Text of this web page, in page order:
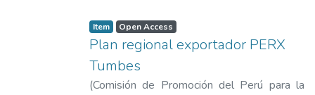
y Transporte de Mercaderías,Canales de
Comercialización, Tendencias del
Consumidor y Características del Mercado,
Priorización de Productos, Oportunidades
Comerciales para Productos Peruanos, Plan
Item Open Access
Plan regional exportador PERX
Tumbes
(Comisión de Promoción del Perú para la